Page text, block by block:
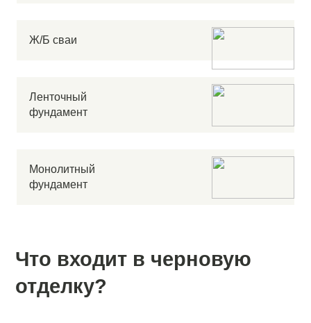
Ж/Б сваи
Ленточный
фундамент
Монолитный
фундамент
Что входит в черновую
отделку?